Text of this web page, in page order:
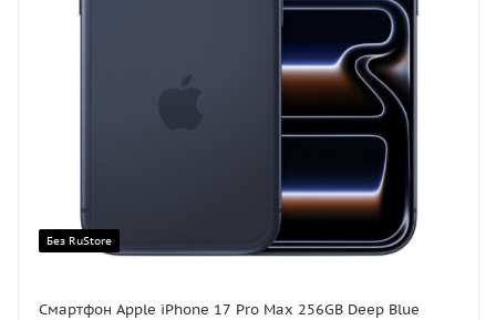
Без RuStore
Смартфон Apple iPhone 17 Pro Max 256GB Deep Blue